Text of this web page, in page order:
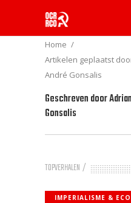
Home
Artikelen geplaatst
André Gonsalis
Geschreven door
Gonsalis
TOPVERHALEN
IMPERIALISME &